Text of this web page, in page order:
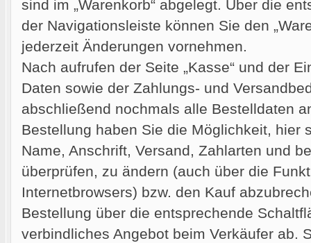
sind im „Warenkorb“ abgelegt. Über die
der Navigationsleiste können Sie den
jederzeit Änderungen vornehmen.
Nach aufrufen der Seite „Kasse“ und der
Daten sowie der Zahlungs- und
abschließend nochmals alle Bestelldaten
Bestellung haben Sie die Möglichkeit, hier
Name, Anschrift, Versand, Zahlarten und
überprüfen, zu ändern (auch über die
Internetbrowsers) bzw. den Kauf
Bestellung über die entsprechende
verbindliches Angebot beim Verkäufer ab.